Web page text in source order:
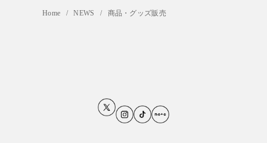
Home NEWS 商品・グッズ販売